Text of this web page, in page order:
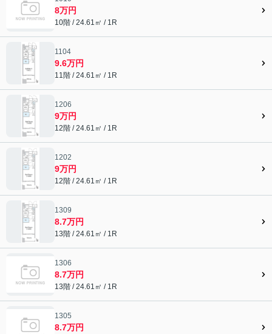
8万円
10階 / 24.61㎡ / 1R
1104
9.6万円
11階 / 24.61㎡ / 1R
1206
9万円
12階 / 24.61㎡ / 1R
1202
9万円
12階 / 24.61㎡ / 1R
1309
8.7万円
13階 / 24.61㎡ / 1R
1306
8.7万円
13階 / 24.61㎡ / 1R
1305
8.7万円